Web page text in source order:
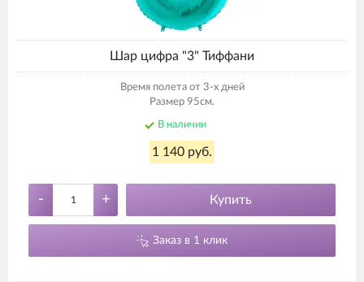
Шар цифра "3" Тиффани
Время полета от 3-х дней
Размер 95см.
В наличии
1 140 руб.
- + Купить
Заказ в 1 клик